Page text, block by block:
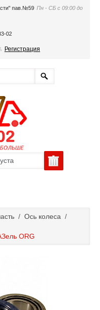
пав.№59 Пн - СБ с 09:00 до
02
Регистрация
/ Ось колеса /
ORG